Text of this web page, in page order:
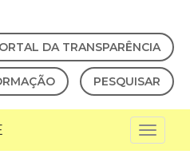
DA TRANSPARÊNCIA
PESQUISAR